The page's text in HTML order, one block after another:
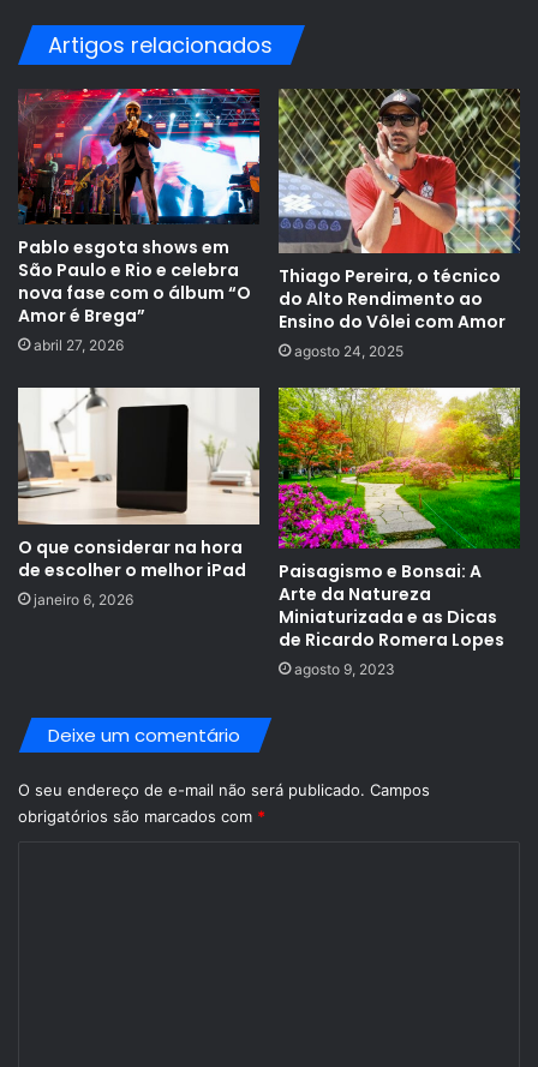
Artigos relacionados
Pablo esgota shows em
São Paulo e Rio e celebra
nova fase com o álbum “O
Amor é Brega”
abril 27, 2026
Thiago Pereira, o técnico
do Alto Rendimento ao
Ensino do Vôlei com Amor
agosto 24, 2025
O que considerar na hora
de escolher o melhor iPad
janeiro 6, 2026
Paisagismo e Bonsai: A
Arte da Natureza
Miniaturizada e as Dicas
de Ricardo Romera Lopes
agosto 9, 2023
Deixe um comentário
O seu endereço de e-mail não será publicado. Campos
obrigatórios são marcados com *